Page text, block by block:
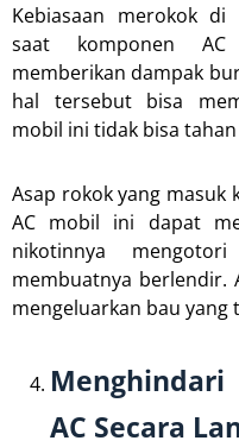
Kebiasaan merokok
saat komponen
memberikan dampak
hal tersebut bisa
mobil ini tidak bisa
Asap rokok yang masuk
AC mobil ini dapat
nikotinnya
membuatnya berlendir.
mengeluarkan bau yang
AC Secara